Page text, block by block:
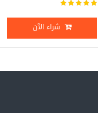
شراء الآن